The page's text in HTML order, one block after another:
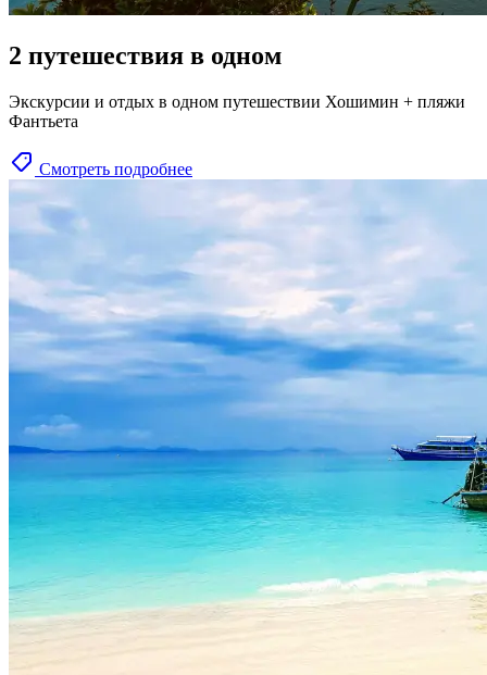
2 путешествия в одном
Экскурсии и отдых в одном путешествии Хошимин + пляжи
Фантьета
Смотреть подробнее